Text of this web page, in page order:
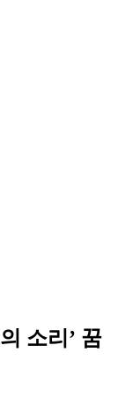
소리’ 꿈